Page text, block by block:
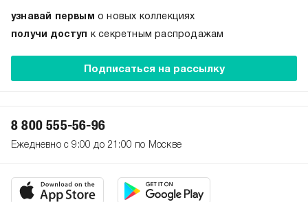
узнавай первым о новых коллекциях
получи доступ
к секретным распродажам
Подписаться на рассылку
8 800 555-56-96
Ежедневно с 9:00 до 21:00 по Москве